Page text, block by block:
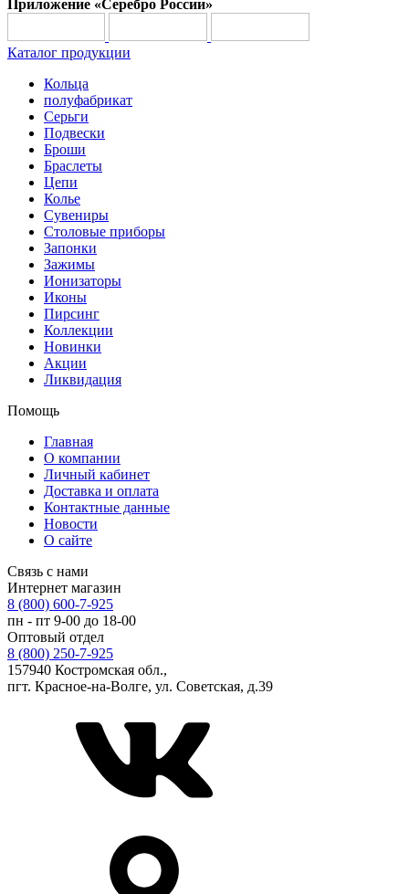
Приложение «Серебро России»
Каталог продукции
Кольца
полуфабрикат
Серьги
Подвески
Броши
Браслеты
Цепи
Колье
Сувениры
Столовые приборы
Запонки
Зажимы
Ионизаторы
Иконы
Пирсинг
Коллекции
Новинки
Акции
Ликвидация
Помощь
Главная
О компании
Личный кабинет
Доставка и оплата
Контактные данные
Новости
О сайте
Связь с нами
Интернет магазин
8 (800) 600-7-925
пн - пт 9-00 до 18-00
Оптовый отдел
8 (800) 250-7-925
157940 Костромская обл.,
пгт. Красное-на-Волге, ул. Советская, д.39